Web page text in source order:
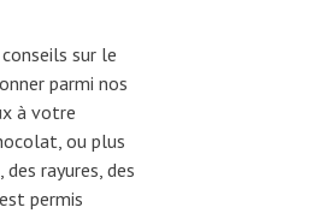
sur le
parmi nos
à votre
ou plus
rayures, des
permis